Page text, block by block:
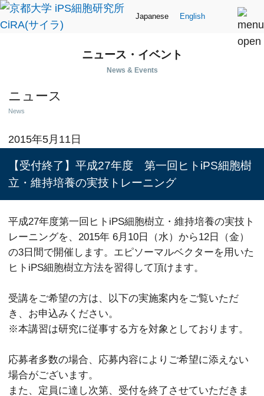
Japanese English
ニュース・イベント
News & Events
ニュース
News
2015年5月11日
【受付終了】平成27年度 第一回ヒトiPS細胞樹
立・維持培養の実技トレーニング
平成27年度第一回ヒトiPS細胞樹立・維持培養の実技ト
レーニングを、2015年 6月10日（水）から12日（金）
の3日間で開催します。エピソーマルベクターを用いた
ヒトiPS細胞樹立方法を習得して頂けます。
受講をご希望の方は、以下の実施案内をご覧いただ
き、お申込みください。
※本講習は研究に従事する方を対象としております。
応募者多数の場合、応募内容によりご希望に添えない
場合がございます。
また、定員に達し次第、受付を終了させていただきま